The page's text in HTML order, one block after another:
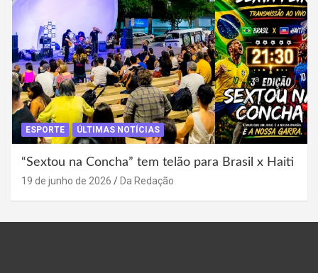
ESPORTE ÚLTIMAS NOTÍCIAS
“Sextou na Concha” tem telão para Brasil x Haiti
19 de junho de 2026 Da Redação